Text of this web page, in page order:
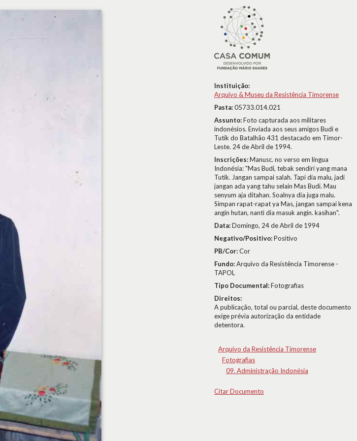
Instituição:
Arquivo & Museu da Resistência Timorense
Pasta:05733.014.021
Assunto:Foto capturada aos militares
indonésios. Enviada aos seus amigos Budi e
Tutik do Batalhão 431 destacado em Timor-
Leste. 24 de Abril de 1994.
Inscrições:Manusc. no verso em língua
Indonésia: "Mas Budi, tebak sendiri yang mana
Tutik. Jangan sampai salah. Tapi dia malu, jadi
jangan ada yang tahu selain Mas Budi. Mau
senyum aja ditahan. Soalnya dia juga malu.
Simpan rapat-rapat ya Mas, jangan sampai kena
angin hutan, nanti dia masuk angin. kasihan".
Data:Domingo, 24 de Abril de 1994
Negativo/Positivo:Positivo
PB/Cor:Cor
Fundo:Arquivo da Resistência Timorense -
TAPOL
Tipo Documental:Fotografias
Direitos:
A publicação, total ou parcial, deste documento
exige prévia autorização da entidade
detentora.
Arquivo da Resistência Timorense
Fotografias
09. Administração Indonésia
Citar Documento